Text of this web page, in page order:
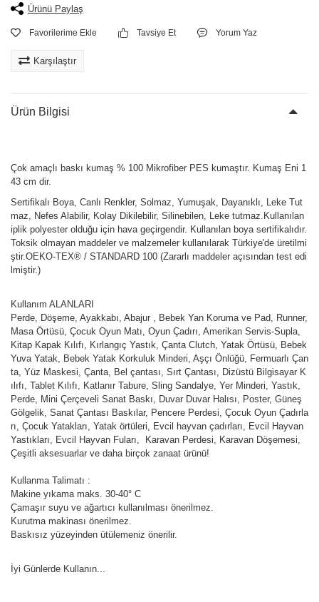
Ürünü Paylaş
Tavsiye Et Yorum Yaz
Karşılaştır
Ürün Bilgisi
Çok amaçlı baskı kumaş % 100 Mikrofiber PES kumaştır. Kumaş Eni 1
43 cm dir.
Sertifikalı Boya, Canlı Renkler, Solmaz, Yumuşak, Dayanıklı, Leke Tut
maz, Nefes Alabilir, Kolay Dikilebilir, Silinebilen, Leke tutmaz.Kullanılan
iplik polyester olduğu için hava geçirgendir. Kullanılan boya sertifikalıdır.
Toksik olmayan maddeler ve malzemeler kullanılarak Türkiye'de üretilmi
ştir.OEKO-TEX® / STANDARD 100 (Zararlı maddeler açısından test edi
lmiştir.)
Kullanım ALANLARI
Perde, Döşeme, Ayakkabı, Abajur , Bebek Yan Koruma ve Pad, Runner,
Masa Örtüsü, Çocuk Oyun Matı, Oyun Çadırı, Amerikan Servis-Supla,
Kitap Kapak Kılıfı, Kırlangıç Yastık, Çanta Clutch, Yatak Örtüsü, Bebek
Yuva Yatak, Bebek Yatak Korkuluk Minderi, Aşçı Önlüğü, Fermuarlı Çan
ta, Yüz Maskesi, Çanta, Bel çantası, Sırt Çantası, Dizüstü Bilgisayar K
ılıfı, Tablet Kılıfı, Katlanır Tabure, Sling Sandalye, Yer Minderi, Yastık,
Perde, Mini Çerçeveli Sanat Baskı, Duvar Duvar Halısı, Poster, Güneş
Gölgelik, Sanat Çantası Baskılar, Pencere Perdesi, Çocuk Oyun Çadırla
rı, Çocuk Yatakları, Yatak örtüleri, Evcil hayvan çadırları, Evcil Hayvan
Yastıkları, Evcil Hayvan Fuları, Karavan Perdesi, Karavan Döşemesi,
Çeşitli aksesuarlar ve daha birçok zanaat ürünü!
Kullanma Talimatı :
Makine yıkama maks. 30-40° C
Çamaşır suyu ve ağartıcı kullanılması önerilmez.
Kurutma makinası önerilmez.
Baskısız yüzeyinden ütülemeniz önerilir.
İyi Günlerde Kullanın...